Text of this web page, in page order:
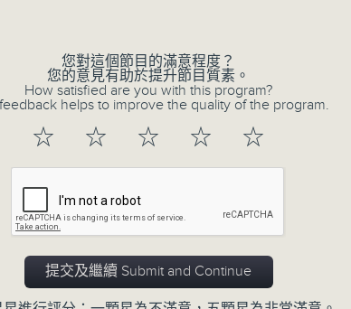
集數
恬淡情懷
您對這個節目的滿意程度？
您的意見有助於提升節目質素。
How satisfied are you with this program?
helps to improve the quality of the program.
☆ ☆ ☆ ☆ ☆
提交及繼續 Submit and Continue